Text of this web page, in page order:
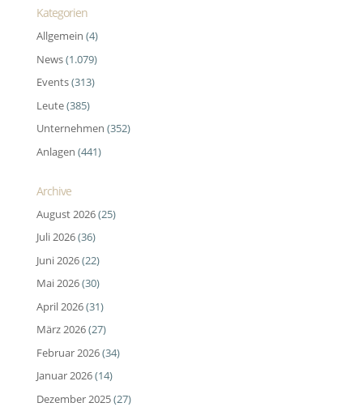
Kategorien
Allgemein (4)
News(1.079)
Events(313)
Leute(385)
Unternehmen (352)
Anlagen (441)
Archive
August 2026(25)
Juli 2026(36)
Juni 2026(22)
Mai 2026(30)
April 2026(31)
März 2026(27)
Februar 2026(34)
Januar 2026(14)
Dezember 2025(27)